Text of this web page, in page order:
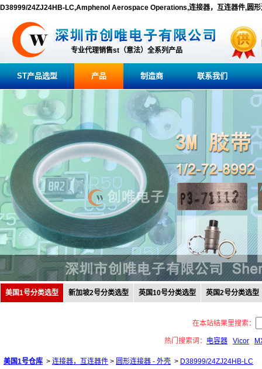
D38999/24ZJ24HB-LC,Amphenol Aerospace Operations,连接器，互连器件,圆形
专业代理销售st（意法）全系列产品
ST产品选型 产品 制造商 联系我们
美国1号分类选型 新加坡2号分类选型 英国10号分类选型 英国2号分类选型
在本站结果里搜索：
热门搜索词： 电容器 Vicor
美国1号仓库 > 连接器，互连器件 > 圆形连接器 - 外壳 > D38999/24ZJ24HB-LC